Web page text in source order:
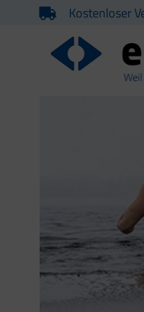
Kostenloser